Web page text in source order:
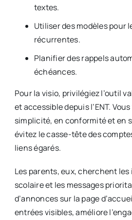
textes.
Utiliser des modèles pour
récurrentes.
Planifier des rappels
échéances.
Pour la visio, privilégiez l’outil
et accessible depuis l’ENT.
simplicité, en conformité et en
évitez le casse-tête des
liens égarés.
Les parents, eux, cherchent
scolaire et les messages
d’annonces sur la page
entrées visibles, améliore